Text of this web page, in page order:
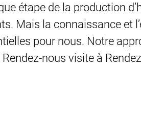
étape de la production
Mais la connaissance et
pour nous. Notre
nous visite à